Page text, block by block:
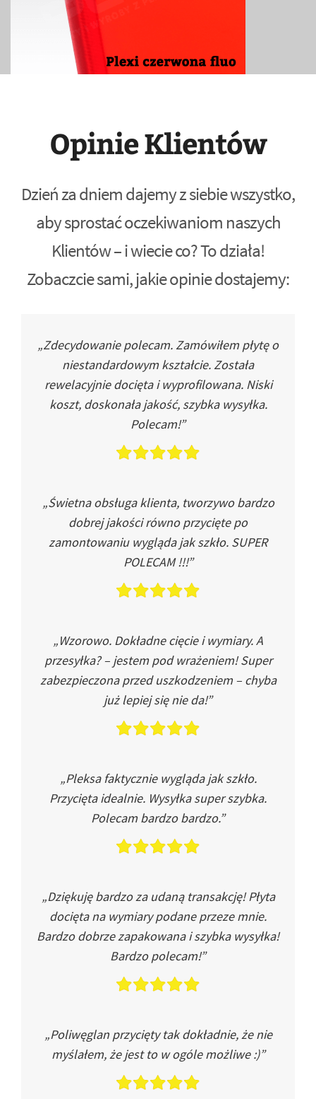
Opinie Klientów
Dzień za dniem dajemy z siebie wszystko,
aby sprostać oczekiwaniom naszych
Klientów – i wiecie co? To działa!
Zobaczcie sami, jakie opinie dostajemy:
„Zdecydowanie polecam. Zamówiłem płytę o
niestandardowym kształcie. Została
rewelacyjnie docięta i wyprofilowana. Niski
koszt, doskonała jakość, szybka wysyłka.
Polecam!”
„Świetna obsługa klienta, tworzywo bardzo
dobrej jakości równo przycięte po
zamontowaniu wygląda jak szkło. SUPER
POLECAM !!!”
„Wzorowo. Dokładne cięcie i wymiary. A
przesyłka? – jestem pod wrażeniem! Super
zabezpieczona przed uszkodzeniem – chyba
już lepiej się nie da!”
„Pleksa faktycznie wygląda jak szkło.
Przycięta idealnie. Wysyłka super szybka.
Polecam bardzo bardzo.”
„Dziękuję bardzo za udaną transakcję! Płyta
docięta na wymiary podane przeze mnie.
Bardzo dobrze zapakowana i szybka wysyłka!
Bardzo polecam!”
„Poliwęglan przycięty tak dokładnie, że nie
myślałem, że jest to w ogóle możliwe :)”